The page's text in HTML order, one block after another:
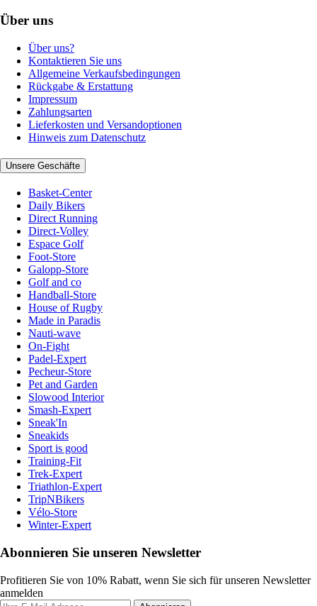
Über uns
Über uns?
Kontaktieren Sie uns
Allgemeine Verkaufsbedingungen
Rückgabe & Erstattung
Impressum
Zahlungsarten
Lieferkosten und Versandoptionen
Hinweis zum Datenschutz
Unsere Geschäfte
Basket-Center
Daily Bikers
Direct Running
Direct-Volley
Espace Golf
Foot-Store
Galopp-Store
Golf and co
Handball-Store
House of Rugby
Made in Paradis
Nauti-wave
On-Fight
Padel-Expert
Pecheur-Store
Pet and Garden
Slowood Interior
Smash-Expert
Sneak'In
Sneakids
Sport is good
Training-Fit
Trek-Expert
Triathlon-Expert
TripNBikers
Vélo-Store
Winter-Expert
Abonnieren Sie unseren Newsletter
Profitieren Sie von 10% Rabatt, wenn Sie sich für unseren Newsletter
anmelden